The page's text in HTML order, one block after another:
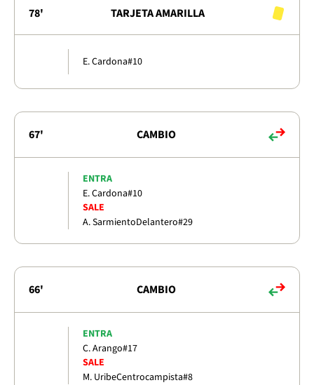
78' TARJETA AMARILLA
E. Cardona#10
67' CAMBIO
ENTRA
E. Cardona#10
SALE
A. SarmientoDelantero#29
66' CAMBIO
ENTRA
C. Arango#17
SALE
M. UribeCentrocampista#8